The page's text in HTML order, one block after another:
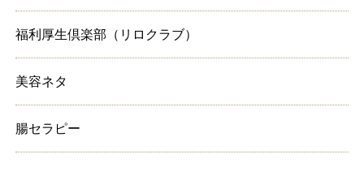
福利厚生倶楽部（リロクラブ）
美容ネタ
腸セラピー